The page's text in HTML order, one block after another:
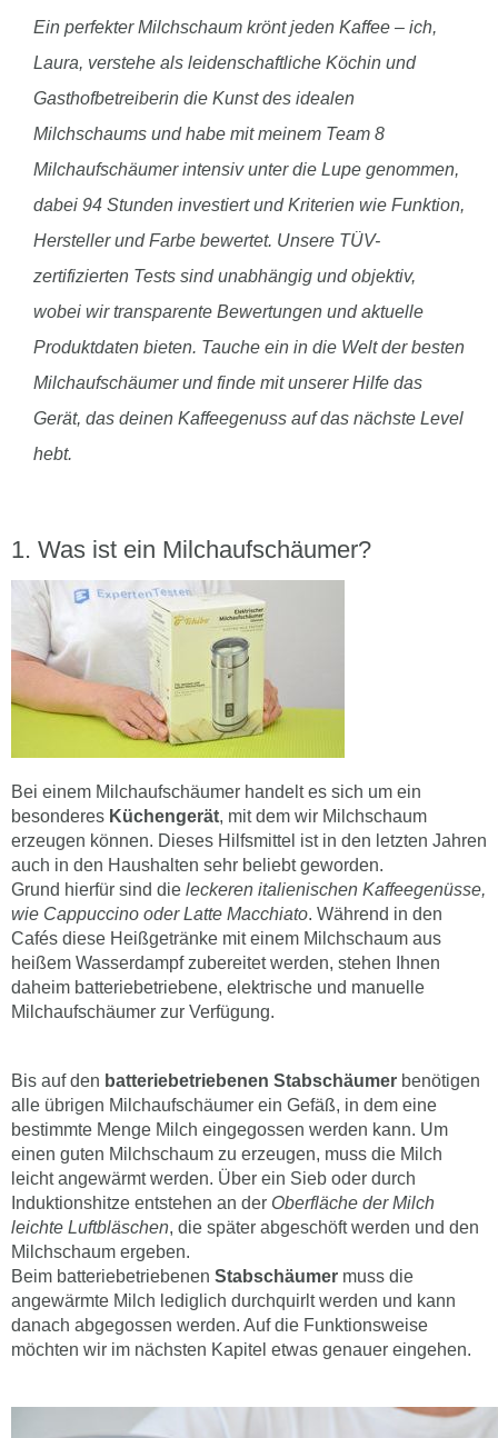
Ein perfekter Milchschaum krönt jeden Kaffee – ich,
Laura, verstehe als leidenschaftliche Köchin und
Gasthofbetreiberin die Kunst des idealen
Milchschaums und habe mit meinem Team 8
Milchaufschäumer intensiv unter die Lupe genommen,
dabei 94 Stunden investiert und Kriterien wie Funktion,
Hersteller und Farbe bewertet. Unsere TÜV-
zertifizierten Tests sind unabhängig und objektiv,
wobei wir transparente Bewertungen und aktuelle
Produktdaten bieten. Tauche ein in die Welt der besten
Milchaufschäumer und finde mit unserer Hilfe das
Gerät, das deinen Kaffeegenuss auf das nächste Level
hebt.
Was ist ein Milchaufschäumer?
Bei einem Milchaufschäumer handelt es sich um ein
besonderes Küchengerät, mit dem wir Milchschaum
erzeugen können. Dieses Hilfsmittel ist in den letzten Jahren
auch in den Haushalten sehr beliebt geworden.
Grund hierfür sind die leckeren italienischen Kaffeegenüsse,
wie Cappuccino oder Latte Macchiato. Während in den
Cafés diese Heißgetränke mit einem Milchschaum aus
heißem Wasserdampf zubereitet werden, stehen Ihnen
daheim batteriebetriebene, elektrische und manuelle
Milchaufschäumer zur Verfügung.
Bis auf den batteriebetriebenen Stabschäumer benötigen
alle übrigen Milchaufschäumer ein Gefäß, in dem eine
bestimmte Menge Milch eingegossen werden kann. Um
einen guten Milchschaum zu erzeugen, muss die Milch
leicht angewärmt werden. Über ein Sieb oder durch
Induktionshitze entstehen an der Oberfläche der Milch
leichte Luftbläschen, die später abgeschöft werden und den
Milchschaum ergeben.
Beim batteriebetriebenen Stabschäumer muss die
angewärmte Milch lediglich durchquirlt werden und kann
danach abgegossen werden. Auf die Funktionsweise
möchten wir im nächsten Kapitel etwas genauer eingehen.